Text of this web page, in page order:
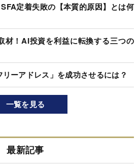
定着失敗の【本質的原因】とは何
材！AI投資を利益に転換する三つの
ーアドレス」を成功させるには？
一覧を見る
最新記事